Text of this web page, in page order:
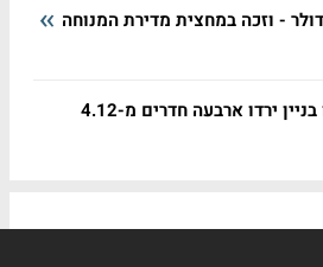
תל בנימין: באותו בניין ירדו ארבעה חדרים מ-4.12